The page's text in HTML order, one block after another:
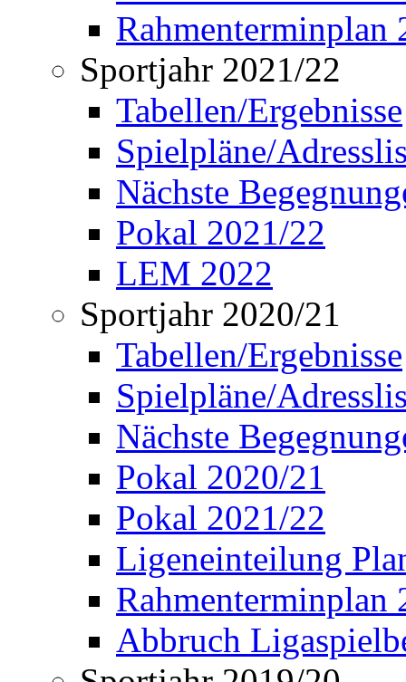
Rahmenterminplan
Sportjahr 2021/22
Tabellen/Ergebnisse
Spielpläne/
Nächste
Pokal 2021/22
LEM 2022
Sportjahr 2020/21
Tabellen/Ergebnisse
Spielpläne/
Nächste
Pokal 2020/21
Pokal 2021/22
Ligeneinteilung
Rahmenterminplan
Abbruch